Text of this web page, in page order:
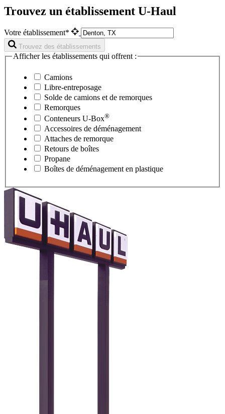
Trouvez un établissement U-Haul
Votre établissement*
Trouvez des établissements
Afficher les établissements qui offrent :
Camions
Libre-entreposage
Solde de camions et de remorques
Remorques
Conteneurs U-Box®
Accessoires de déménagement
Attaches de remorque
Retours de boîtes
Propane
Boîtes de déménagement en plastique